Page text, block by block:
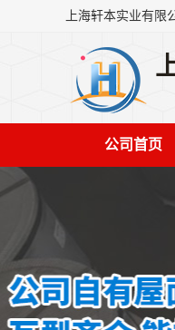
公司首页